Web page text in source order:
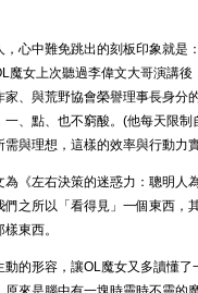
，心中難免跳出的刻板印象就是
魔女上次聽過李偉文大哥演講
家、與荒野協會榮譽理事長身分
一、點、也不窮酸。(他每天限
需與理想，這樣的效率與行動力
為《左右決策的迷惑力：聰明
們之所以「看得見」一個東西，
東西。
動的形容，讓OL魔女又多讀懂